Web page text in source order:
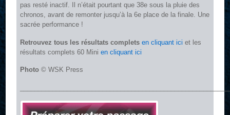
pas resté inactif. Il n’était pourtant que 38e sous la pluie des
chronos, avant de remonter jusqu’à la 6e place de la finale. Une
sacrée performance !
Retrouvez tous les résultats complets en cliquant ici et les
résultats complets 60 Minien cliquant ici
Photo © WSK Press